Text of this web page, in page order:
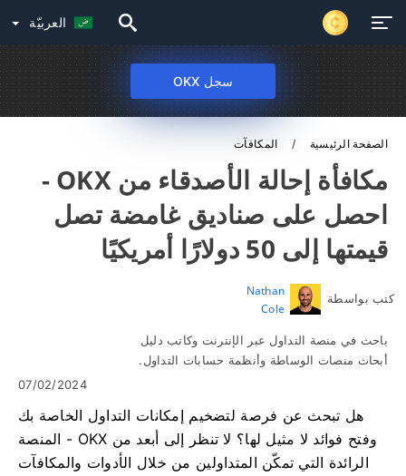
العربيّة
سجل OKX
الصفحة الرئيسية المكافآت
مكافأة إحالة الأصدقاء من OKX -
احصل على صناديق غامضة تصل
قيمتها إلى 50 دولارًا أمريكيًا
كتب بواسطة
Nathan
Cole
باحث في منصة التداول عبر الإنترنت وكاتب دليل
أبحاث منصات الوساطة وأنظمة حسابات التداول.
07/02/2024
هل تبحث عن فرصة لتضخيم إمكانات التداول الخاصة بك
وفتح فوائد لا مثيل لها؟ لا تنظر إلى أبعد من OKX - المنصة
الرائدة التي تمكّن المتداولين من خلال الأدوات والمكافآت